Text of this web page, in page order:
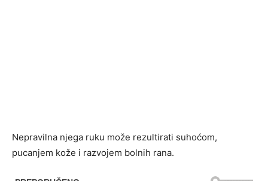
Nepravilna njega ruku može rezultirati suhoćom,
pucanjem kože i razvojem bolnih rana.